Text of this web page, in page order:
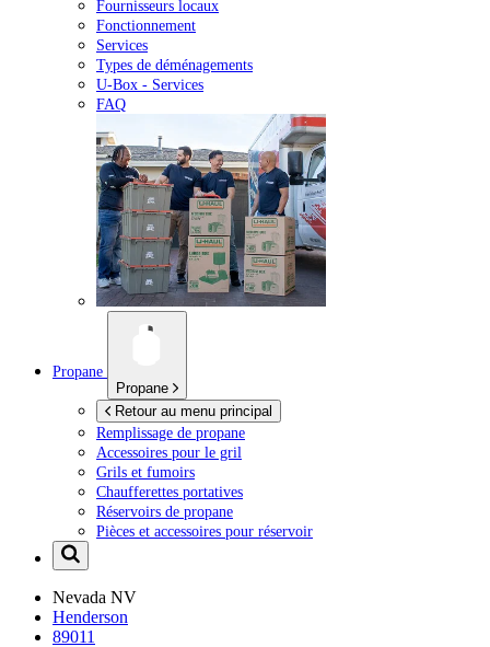
Fournisseurs locaux
Fonctionnement
Services
Types de déménagements
U-Box - Services
FAQ
Propane
Propane
Retour au menu principal
Remplissage de propane
Accessoires pour le gril
Grils et fumoirs
Chaufferettes portatives
Réservoirs de propane
Pièces et accessoires pour réservoir
Nevada NV
Henderson
89011